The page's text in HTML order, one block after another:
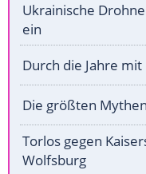
Ukrainische
ein
Durch die Jahre
Die größten
Torlos gegen
Wolfsburg